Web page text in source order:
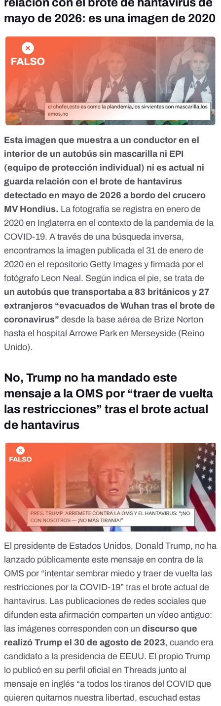
mayo de 2026: es una imagen de 2020
Esta imagen que muestra a un conductor en el
interior de un autobús sin mascarilla ni EPI
(equipo de protección individual) ni es actual ni
guarda relación con el brote de hantavirus
detectado en mayo de 2026 a bordo del crucero
MV Hondius. La fotografía se registra en enero de
2020 en Inglaterra en el contexto de la pandemia de la
COVID-19. A través de una búsqueda inversa,
encontramos la imagen publicada el 31 de enero de
2020 en el repositorio Getty Images y firmada por el
fotógrafo Leon Neal. Según indica el pie, se trata de
un autobús que transportaba a 83 británicos y 27
extranjeros “evacuados de Wuhan tras el brote de
coronavirus” desde la base aérea de Brize Norton
hasta el hospital Arrowe Park en Merseyside (Reino
Unido).
No, Trump no ha mandado este
mensaje a la OMS por “traer de vuelta
las restricciones” tras el brote actual
de hantavirus
El presidente de Estados Unidos, Donald Trump, no ha
lanzado públicamente este mensaje en contra de la
OMS por “intentar sembrar miedo y traer de vuelta las
restricciones por la COVID-19” tras el brote actual de
hantavirus. Las publicaciones de redes sociales que
difunden esta afirmación comparten un vídeo antiguo:
las imágenes corresponden con un discurso que
realizó Trump el 30 de agosto de 2023, cuando era
candidato a la presidencia de EEUU. El propio Trump
lo publicó en su perfil oficial en Threads junto al
mensaje en inglés “a todos los tiranos del COVID que
quieren quitarnos nuestra libertad, escuchad estas